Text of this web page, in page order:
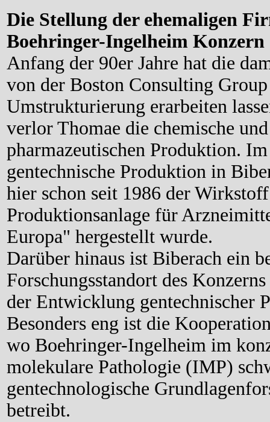
Die Stellung der ehemaligen
Boehringer-Ingelheim Konzern
Anfang der 90er Jahre hat die
von der Boston Consulting
Umstrukturierung erarbeiten
verlor Thomae die chemische
pharmazeutischen Produktion.
gentechnische Produktion in
hier schon seit 1986 der
Produktionsanlage für
Europa" hergestellt wurde.
Darüber hinaus ist Biberach ein
Forschungsstandort des
der Entwicklung gentechnischer
Besonders eng ist die
wo Boehringer-Ingelheim im
molekulare Pathologie (IMP)
gentechnologische
betreibt.